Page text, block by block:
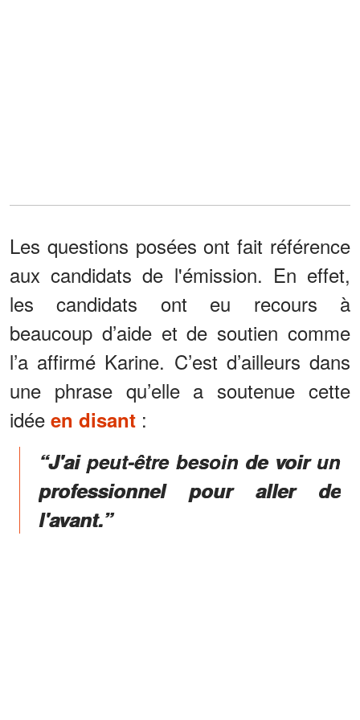
Les questions posées ont fait référence
aux candidats de l'émission. En effet,
les candidats ont eu recours à
beaucoup d’aide et de soutien comme
l’a affirmé Karine. C’est d’ailleurs dans
une phrase qu’elle a soutenue cette
idée en disant :
“J'ai peut-être besoin de voir un
professionnel pour aller de
l'avant.”